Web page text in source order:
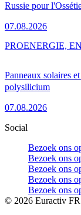
Russie pour
07.08.2026
Panneaux solaires
polysilicium
07.08.2026
PROENERGIE,
Social
Bezoek ons
Bezoek ons
Bezoek ons
Bezoek ons
Bezoek ons
© 2026 Euractiv FR